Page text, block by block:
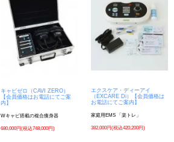
キャビゼロ（CAVI ZERO）
【会員価格はお電話にてご案
内】
Wキャビ搭載の複合痩身器
680,000円(税込748,000円)
エクスケア・ディーアイ
（EXCARE Di）【会員価格は
お電話にてご案内】
家庭用EMS 「楽トレ」
382,000円(税込420,200円)